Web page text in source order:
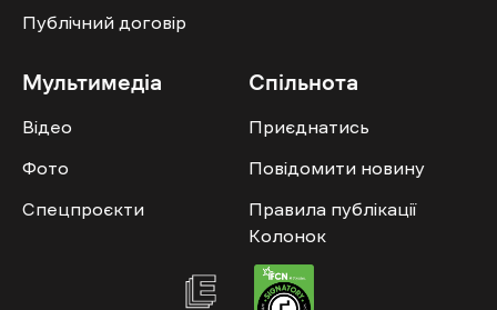
Публічний договір
Мультимедіа
Відео
Фото
Спецпроєкти
Спільнота
Приєднатись
Повідомити новину
Правила публікації
Колонок